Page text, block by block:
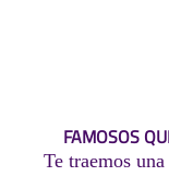
FAMOSOS
Te traemos